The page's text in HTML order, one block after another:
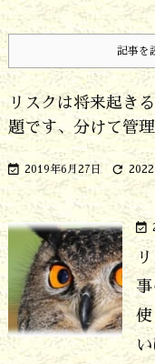
記事を
リスクは将来起き
題です、分けて管
 2019年6月27日  2022
